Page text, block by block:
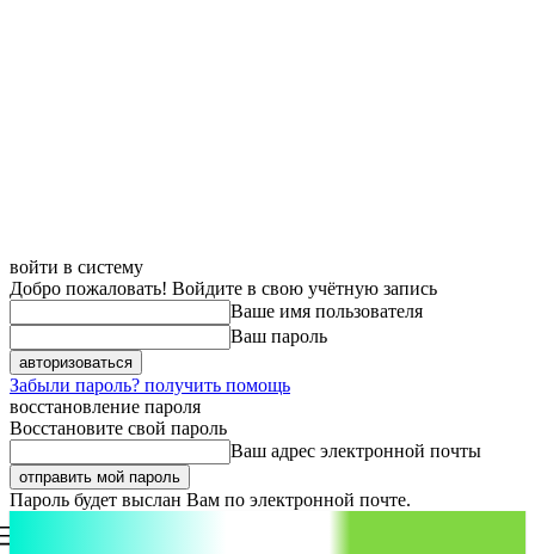
войти в систему
Добро пожаловать! Войдите в свою учётную запись
Ваше имя пользователя
Ваш пароль
Забыли пароль? получить помощь
восстановление пароля
Восстановите свой пароль
Ваш адрес электронной почты
Пароль будет выслан Вам по электронной почте.